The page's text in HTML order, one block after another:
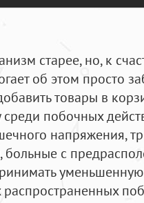
старее, но, к
об этом просто
товары в
среди побочных
напряжения,
больные с
уменьшенную
распространенных